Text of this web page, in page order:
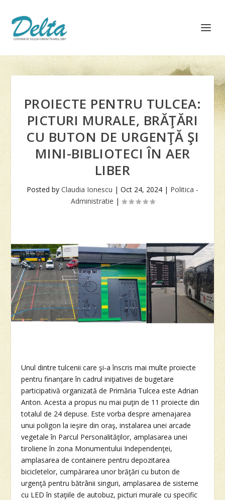
PROIECTE PENTRU TULCEA:
PICTURI MURALE, BRĂŢĂRI
CU BUTON DE URGENŢĂ ŞI
MINI-BIBLIOTECI ÎN AER
LIBER
Posted by Claudia Ionescu | Oct 24, 2024 | Politica -
Administratie |
Unul dintre tulcenii care şi-a înscris mai multe proiecte
pentru finanţare în cadrul iniţiativei de bugetare
participativă organizată de Primăria Tulcea este Adrian
Anton. Acesta a propus nu mai puţin de 11 proiecte din
totalul de 24 depuse. Este vorba despre amenajarea
unui poligon la ieşire din oraş, instalarea unei arcade
vegetale în Parcul Personalităţilor, amplasarea unei
tiroliene în zona Monumentului Independenţei,
amplasarea de containere pentru depozitarea
bicicletelor, cumpărarea unor brăţări cu buton de
urgenţă pentru bătrânii singuri, amplasarea de sisteme
cu LED în staţiile de autobuz, picturi murale cu specific